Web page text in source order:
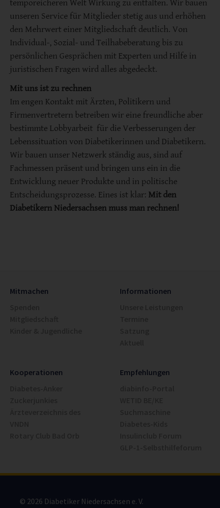
temporeicheren Welt Wirkung zu entfalten. Wir bauen
unseren Service für Mitglieder stetig aus und erhöhen
den Mehrwert einer Mitgliedschaft deutlich. Von
Individual-, Sozial- und Teilhabeberatung bis zu
persönlichen Gesprächen mit Experten und Hilfe in
juristischen Fragen wird alles abgedeckt.
Mit uns ist zu rechnen
Im engen Kontakt mit Ärzten, Politikern und
Firmenvertretern betreiben wir eine freundliche aber
bestimmte Lobbyarbeit für die Verbesserungen der
Lebenssituation von Diabetikerinnen und Diabetikern.
Wir bauen unser Netzwerk ständig aus, sind auf
Fachmessen präsent und bringen uns ein in die
Entwicklung neuer Produkte und in politische
Entscheidungsprozesse. Eines ist klar: Mit den
Diabetikern Niedersachsen muss man rechnen!
Mitmachen
Informationen
Kooperationen
Empfehlungen
© 2026 Diabetiker Niedersachsen e. V.